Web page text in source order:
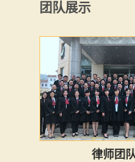
团队展示
律师团